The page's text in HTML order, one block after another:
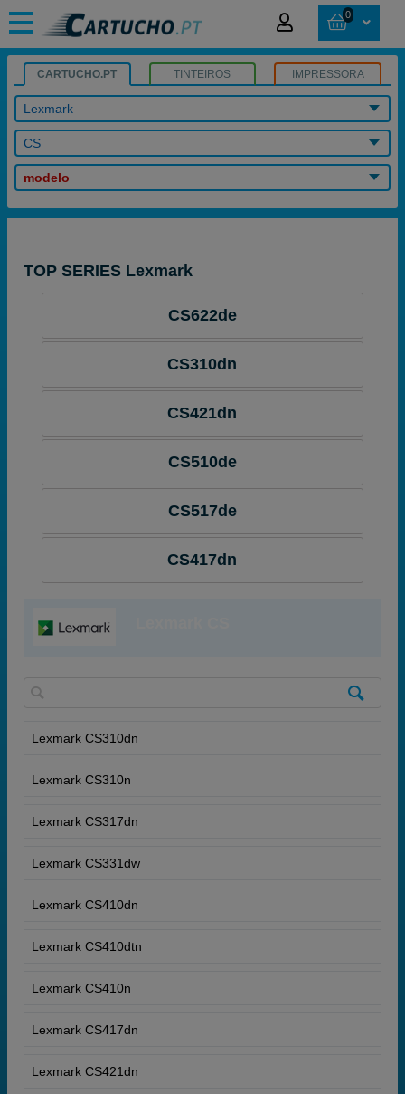
0
CARTUCHO.PT TINTEIROS IMPRESSORA
Lexmark
CS
modelo
TOP SERIES Lexmark
CS622de
CS310dn
CS421dn
CS510de
CS517de
CS417dn
Lexmark CS310dn
Lexmark CS310n
Lexmark CS317dn
Lexmark CS331dw
Lexmark CS410dn
Lexmark CS410dtn
Lexmark CS410n
Lexmark CS417dn
Lexmark CS421dn